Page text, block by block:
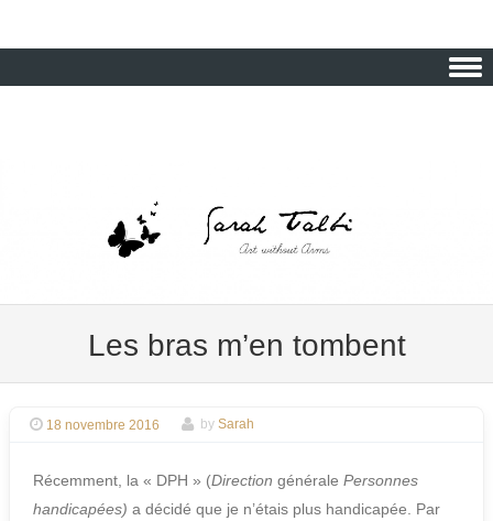
Les bras m’en tombent
18 novembre 2016 by Sarah
Récemment, la « DPH » (Direction générale Personnes
handicapées) a décidé que je n’étais plus handicapée. Par